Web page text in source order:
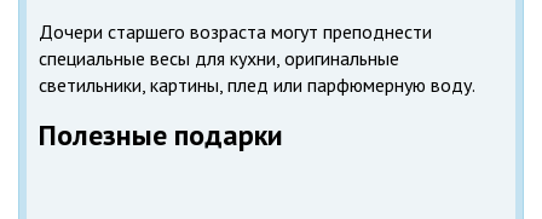
Дочери старшего возраста могут преподнести
специальные весы для кухни, оригинальные
светильники, картины, плед или парфюмерную воду.
Полезные подарки